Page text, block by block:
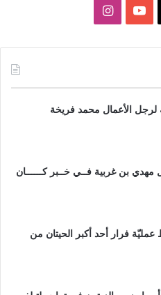
يوتيوبانستقرام
لرجل الأعمال محمد فريخة
مهدي بن غربية فــي خــبر كــــــان
عمليّة فرار أحد أكبر الحيتان من